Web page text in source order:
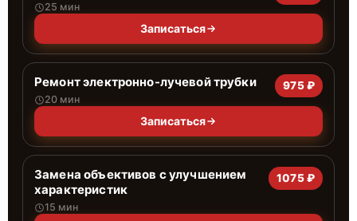
25 мин
Записаться
Ремонт электронно-лучевой трубки
20 мин
975 ₽
Записаться
Замена объективов с улучшением
характеристик
15 мин
1075 ₽